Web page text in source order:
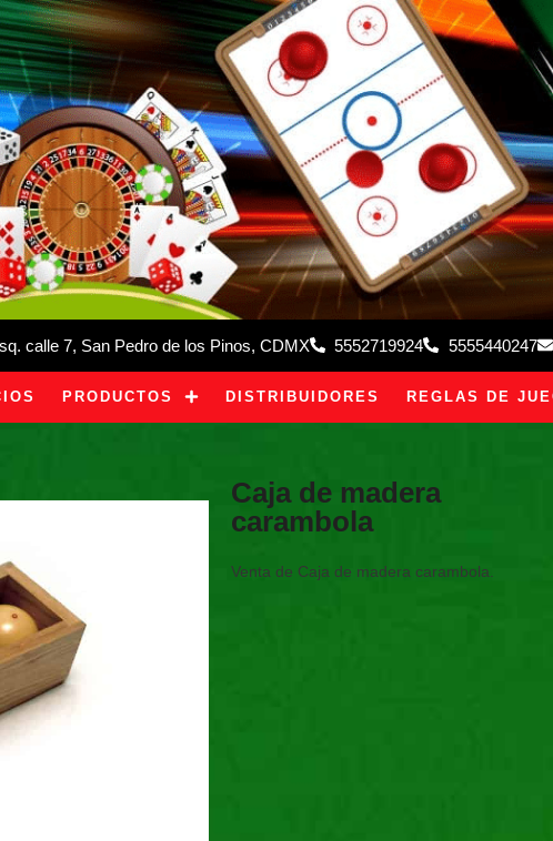
calle 7, San Pedro de los Pinos, CDMX 5552719924 5555440247
PRODUCTOS DISTRIBUIDORES REGLAS DE
Caja de madera
carambola
Venta de Caja de madera carambola.